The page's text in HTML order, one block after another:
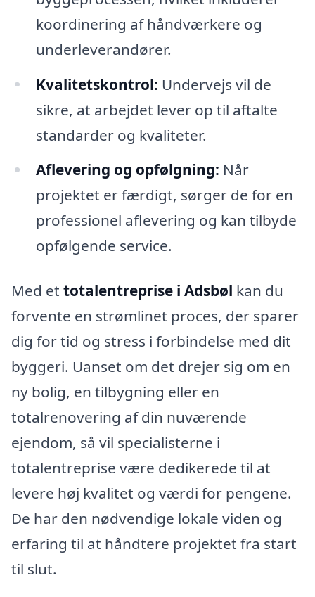
koordinering af håndværkere og
underleverandører.
Kvalitetskontrol: Undervejs vil de
sikre, at arbejdet lever op til aftalte
standarder og kvaliteter.
Aflevering og opfølgning: Når
projektet er færdigt, sørger de for en
professionel aflevering og kan tilbyde
opfølgende service.
Med et totalentreprise i Adsbøl kan du
forvente en strømlinet proces, der sparer
dig for tid og stress i forbindelse med dit
byggeri. Uanset om det drejer sig om en
ny bolig, en tilbygning eller en
totalrenovering af din nuværende
ejendom, så vil specialisterne i
totalentreprise være dedikerede til at
levere høj kvalitet og værdi for pengene.
De har den nødvendige lokale viden og
erfaring til at håndtere projektet fra start
til slut.